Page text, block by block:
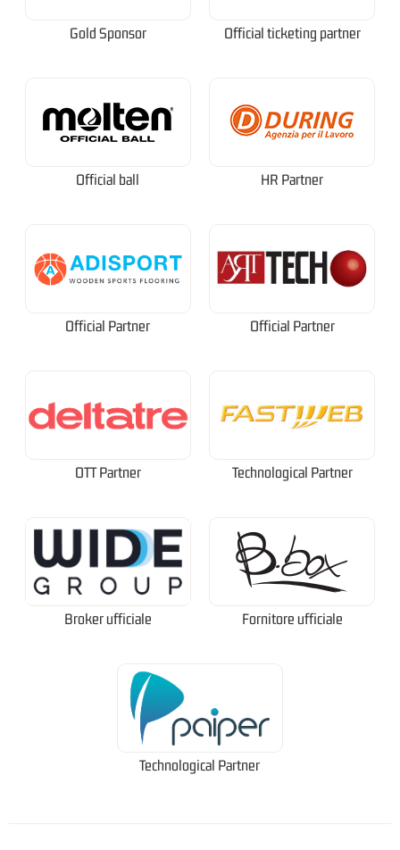
Gold Sponsor Official ticketing partner
Official ball HR Partner
Official Partner Official Partner
OTT Partner Technological Partner
Broker ufficiale Fornitore ufficiale
Technological Partner